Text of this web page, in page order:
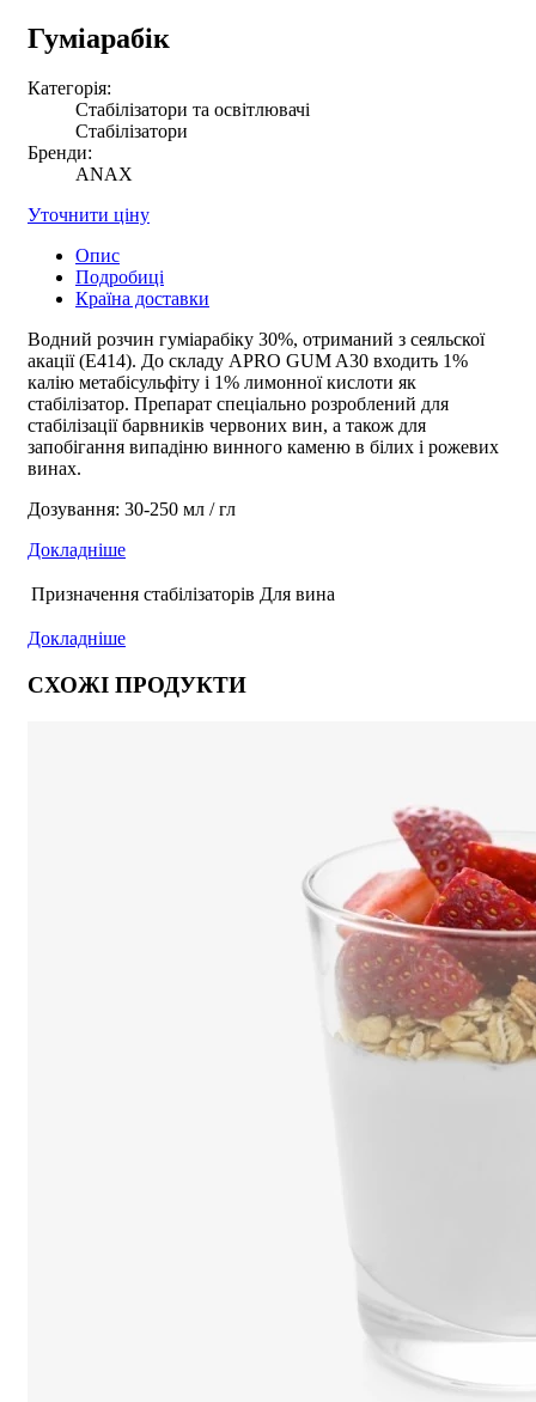
Гуміарабік
Категорія:
Стабілізатори та освітлювачі
Стабілізатори
Бренди:
ANAX
Уточнити ціну
Опис
Подробиці
Країна доставки
Водний розчин гуміарабіку 30%, отриманий з сеяльскої
акації (E414). До складу APRO GUM A30 входить 1%
калію метабісульфіту і 1% лимонної кислоти як
стабілізатор. Препарат спеціально розроблений для
стабілізації барвників червоних вин, а також для
запобігання випадіню винного каменю в білих і рожевих
винах.
Дозування: 30-250 мл / гл
Докладніше
Призначення стабілізаторів Для вина
Докладніше
СХОЖІ ПРОДУКТИ